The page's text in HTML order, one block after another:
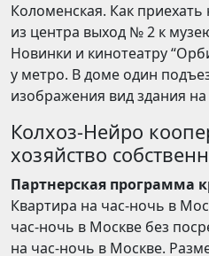
Коломенская. Как
из центра выход № 2 к
Новинки и кинотеатру
у метро. В доме один
изображения вид здания на
Колхоз-Нейро
хозяйство
Партнерская программа
Квартира на час-ночь в
час-ночь в Москве без
на час-ночь в Москве.